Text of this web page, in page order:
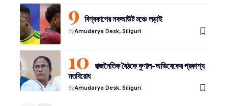
বিশ্বকাপের নকআউট মঞ্চে লড়াই
ByAmudarya Desk, Siliguri
রাজনৈতিক বৈঠকে কুণাল-অভিষেকের প্রকাশ্য
মতবিরোধ
ByAmudarya Desk, Siliguri